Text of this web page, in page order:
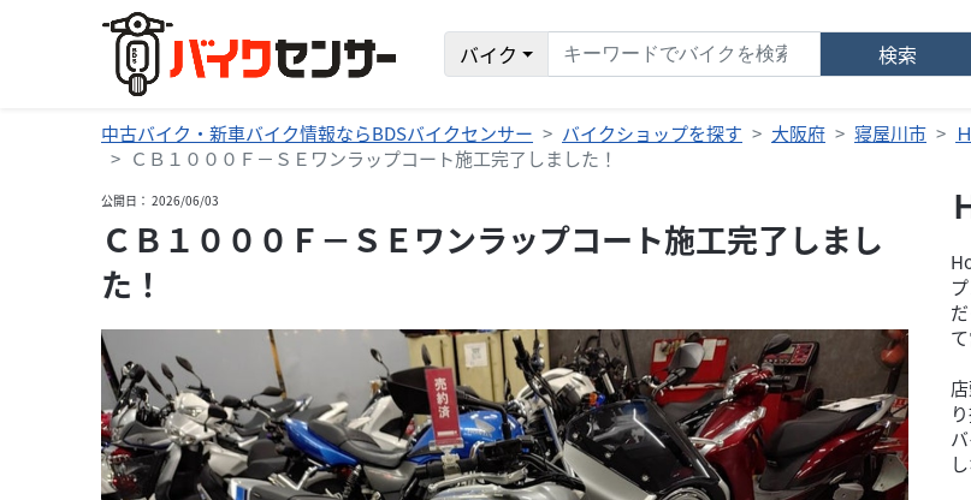
バイク 検索
中古バイク・新車バイク情報ならBDSバイクセンサー バイクショップを探す 大阪府 寝屋川市
ＣＢ１０００Ｆ－ＳＥワンラップコート施工完了しました！
公開日： 2026/06/03
ＣＢ１０００Ｆ－ＳＥワンラップコート施工完了しまし
た！